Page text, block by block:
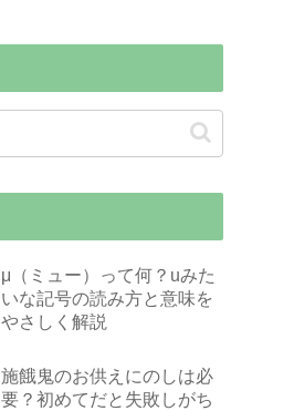
μ（ミュー）って何？uみた
いな記号の読み方と意味を
やさしく解説
施餓鬼のお供えにのしは必
要？初めてだと失敗しがち